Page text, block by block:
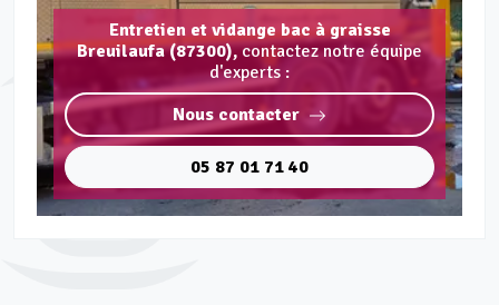
Entretien et vidange bac à graisse
Breuilaufa (87300),contactez notre équipe
d'experts :
Nous contacter
05 87 01 71 40